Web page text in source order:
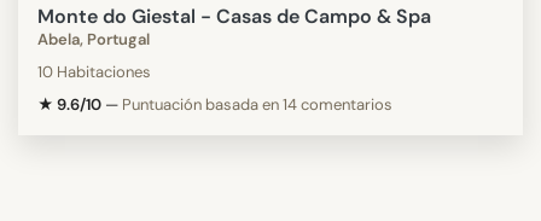
Monte do Giestal - Casas de Campo & Spa
Abela, Portugal
10 Habitaciones
★ 9.6/10 — Puntuación basada en 14 comentarios